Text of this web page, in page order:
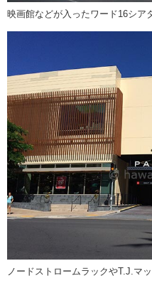
映画館などが入ったワード16シア
ノードストロームラックやT.J.マ